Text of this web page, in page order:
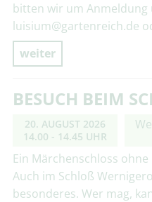
bitten wir um Anmeldung
luisium@gartenreich.de
weiter
BESUCH BEIM
20. AUGUST 2026
14.00 - 14.45 UHR
Ein Märchenschloss
Auch im Schloß
besonderes. Wer mag,